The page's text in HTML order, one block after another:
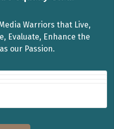
Warriors that Live,
Evaluate, Enhance the
our Passion.